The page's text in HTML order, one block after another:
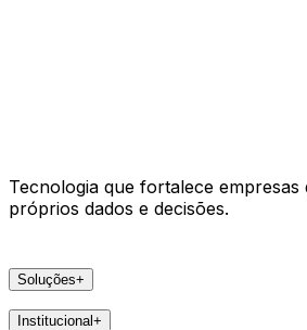
Tecnologia que fortalece empresas
próprios dados e decisões.
Soluções+
Produtos
Institucional+